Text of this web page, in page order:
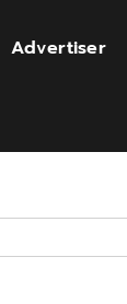
Advertiser